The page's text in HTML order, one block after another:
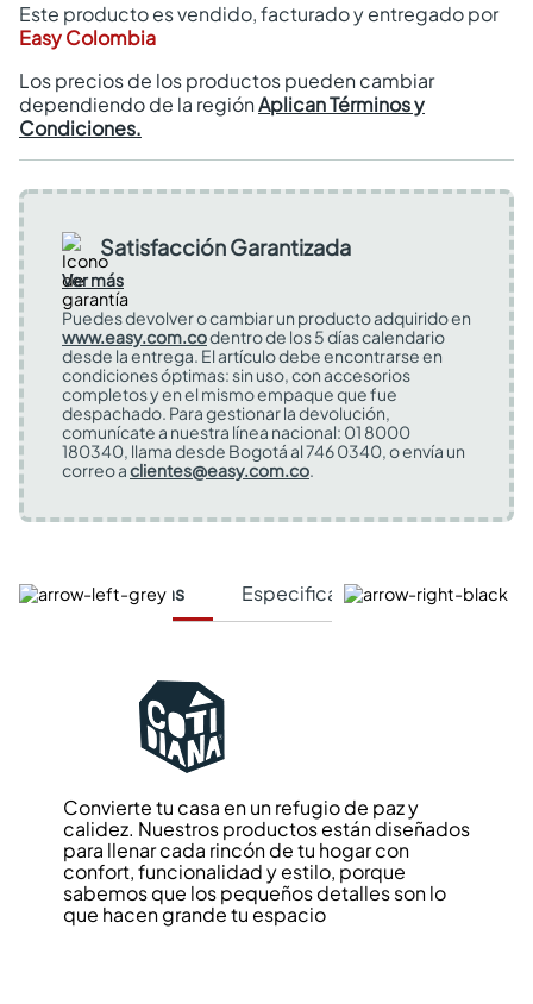
Este producto es vendido, facturado y entregado por
Easy Colombia
Los precios de los productos pueden cambiar
dependiendo de la regiónAplican Términos y
Condiciones.
Satisfacción Garantizada
Ver más
Puedes devolver o cambiar un producto adquirido en
www.easy.com.codentro de los 5 días calendario
desde la entrega. El artículo debe encontrarse en
condiciones óptimas: sin uso, con accesorios
completos y en el mismo empaque que fue
despachado. Para gestionar la devolución,
comunícate a nuestra línea nacional: 01 8000
180340, llama desde Bogotá al 746 0340, o envía un
correo aclientes@easy.com.co.
Características Especificaciones Técnicas
Convierte tu casa en un refugio de paz y
calidez. Nuestros productos están diseñados
para llenar cada rincón de tu hogar con
confort, funcionalidad y estilo, porque
sabemos que los pequeños detalles son lo
que hacen grande tu espacio